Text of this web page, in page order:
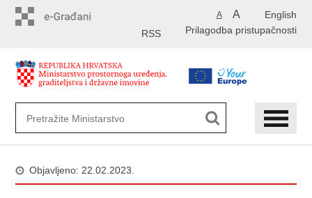
English
A A
Prilagodba pristupačnosti
RSS
Objavljeno: 22.02.2023.